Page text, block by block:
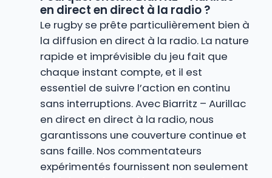
en direct en direct à la radio ?
Le rugby se prête particulièrement bien à
la diffusion en direct à la radio. La nature
rapide et imprévisible du jeu fait que
chaque instant compte, et il est
essentiel de suivre l’action en continu
sans interruptions. Avec Biarritz – Aurillac
en direct en direct à la radio, nous
garantissons une couverture continue et
sans faille. Nos commentateurs
expérimentés fournissent non seulement